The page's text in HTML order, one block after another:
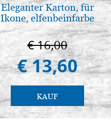
Eleganter Karton, für
Ikone, elfenbeinfarbe
€ 16,00
€ 13,60
KAUF